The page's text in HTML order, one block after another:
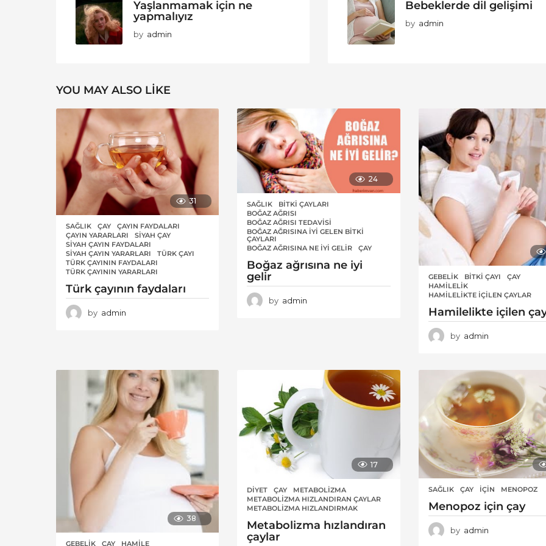
Yaşlanmamak için ne
yapmalıyız
by admin
Bebeklerde dil gelişimi
by admin
YOU MAY ALSO LIKE
31
SAĞLIK ÇAY ,ÇAYIN FAYDALARI
ÇAYIN YARARLARI
,SIYAH ÇAY
SIYAH ÇAYIN FAYDALARI
SIYAH ÇAYIN YARARLARI
,TÜRK ÇAYI
TÜRK ÇAYININ FAYDALARI
TÜRK ÇAYININ YARARLARI
Türk çayının faydaları
by admin
24
SAĞLIK BITKI ÇAYLARI
BOĞAZ AĞRISI
BOĞAZ AĞRISI TEDAVISI
BOĞAZ AĞRISINA IYI GELEN BITKI
ÇAYLARI
BOĞAZ AĞRISINA NE IYI GELIR
,ÇAY
Boğaz ağrısına ne iyi
gelir
by admin
GEBELIK BITKI ÇAYI ,ÇAY
HAMILELIK
HAMILELIKTE IÇILEN ÇAYLAR
Hamilelikte içilen
by admin
38
GEBELIK ÇAY ,HAMILE
17
DIYET ÇAY ,METABOLIZMA
METABOLIZMA HIZLANDIRAN ÇAYLAR
METABOLIZMA HIZLANDIRMAK
Metabolizma hızlandıran
çaylar
SAĞLIK ÇAY ,IÇIN ,MENOPOZ
Menopoz için çay
by admin